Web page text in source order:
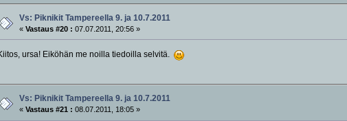
Vs: Piknikit Tampereella 9. ja 10.7.2011
«Vastaus #20 : 07.07.2011, 20:56 »
ursa! Eiköhän me noilla tiedoilla selvitä.
Vs: Piknikit Tampereella 9. ja 10.7.2011
«Vastaus #21 : 08.07.2011, 18:05 »